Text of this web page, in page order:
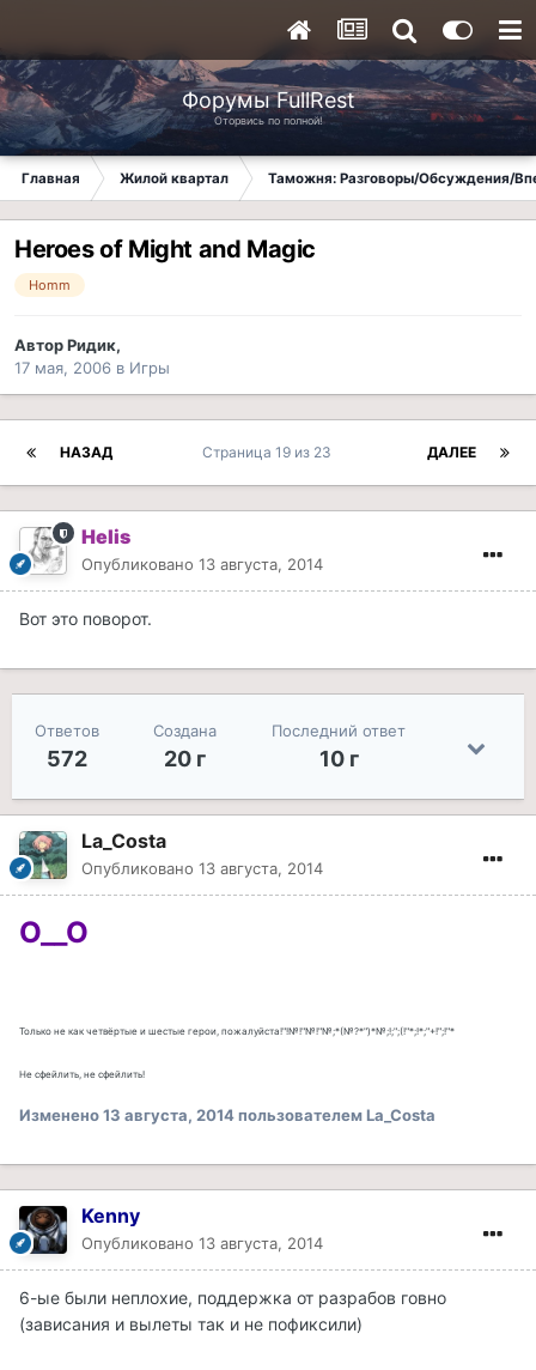
Форумы FullRest
Оторвись по полной!
Главная Жилой квартал Таможня: Разговоры/Обсуждения/
Heroes of Might and Magic
Homm
АвторРидик,
17 мая, 2006 в Игры
НАЗАД ДАЛЕЕ
Страница 19 из 23
Helis
Опубликовано 13 августа, 2014
Вот это поворот.
Ответов
572
Создана
20 г
Последний ответ
10 г
La_Costa
Опубликовано 13 августа, 2014
O__O
Только не как четвёртые и шестые герои, пожалуйста!"!№!"№!"№;*(№?*")*№;!;";(!"*;!*;"+!";!"*
Не сфейлить, не сфейлить!
Изменено13 августа, 2014пользователем La_Costa
Kenny
Опубликовано 13 августа, 2014
6-ые были неплохие, поддержка от разрабов говно
(зависания и вылеты так и не пофиксили)